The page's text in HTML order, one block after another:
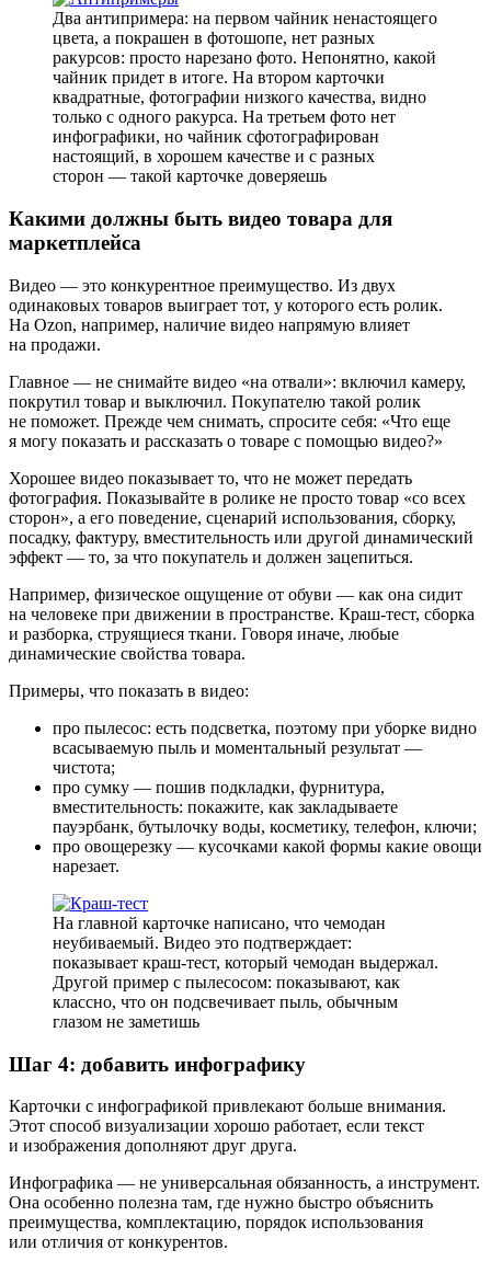
Два антипримера: на первом чайник ненастоящего
цвета, а покрашен в фотошопе, нет разных
ракурсов: просто нарезано фото. Непонятно, какой
чайник придет в итоге. На втором карточки
квадратные, фотографии низкого качества, видно
только с одного ракурса. На третьем фото нет
инфографики, но чайник сфотографирован
настоящий, в хорошем качестве и с разных
сторон — такой карточке доверяешь
Какими должны быть видео товара для
маркетплейса
Видео — это конкурентное преимущество. Из двух
одинаковых товаров выиграет тот, у которого есть ролик.
На Ozon, например, наличие видео напрямую влияет
на продажи.
Главное — не снимайте видео «на отвали»: включил камеру,
покрутил товар и выключил. Покупателю такой ролик
не поможет. Прежде чем снимать, спросите себя: «Что еще
я могу показать и рассказать о товаре с помощью видео?»
Хорошее видео показывает то, что не может передать
фотография. Показывайте в ролике не просто товар «со всех
сторон», а его поведение, сценарий использования, сборку,
посадку, фактуру, вместительность или другой динамический
эффект — то, за что покупатель и должен зацепиться.
Например, физическое ощущение от обуви — как она сидит
на человеке при движении в пространстве. Краш-тест, сборка
и разборка, струящиеся ткани. Говоря иначе, любые
динамические свойства товара.
Примеры, что показать в видео:
про пылесос: есть подсветка, поэтому при уборке видно
всасываемую пыль и моментальный результат —
чистота;
про сумку — пошив подкладки, фурнитура,
вместительность: покажите, как закладываете
пауэрбанк, бутылочку воды, косметику, телефон, ключи;
про овощерезку — кусочками какой формы какие овощи
нарезает.
На главной карточке написано, что чемодан
неубиваемый. Видео это подтверждает:
показывает краш‑тест, который чемодан выдержал.
Другой пример с пылесосом: показывают, как
классно, что он подсвечивает пыль, обычным
глазом не заметишь
Шаг 4: добавить инфографику
Карточки с инфографикой привлекают больше внимания.
Этот способ визуализации хорошо работает, если текст
и изображения дополняют друг друга.
Инфографика — не универсальная обязанность, а инструмент.
Она особенно полезна там, где нужно быстро объяснить
преимущества, комплектацию, порядок использования
или отличия от конкурентов.